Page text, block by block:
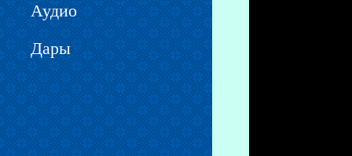
Аудио
Дары